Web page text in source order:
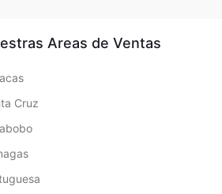
Areas de Ventas
Cruz